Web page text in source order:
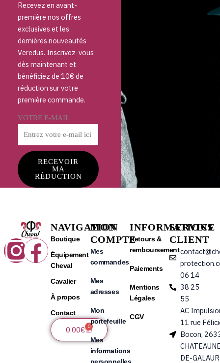
Recevez en avant-
première nos offres
exclusives et les
dernières nouveautés
Veredus. Inscrivez-vous
dès maintenant et
bénéficiez de 10€ de
réduction sur votre
première commande.
VOTRE E-MAIL
RECEVOIR
MA
RÉDUCTION
Instagram
Facebook
NAVIGATION
Boutique
Équipement
Cheval
Cavalier
À propos
Contact
0.00€ 0
Panier
MON
COMPTE
Mes
commandes
Mes
adresses
Mon
portefeuille
Mes
informations
personnelles
INFORMATIONS
Retours &
remboursement
Paiements
Mentions
Légales
CGV
SERVICE
CLIENT
06 14
38 25
55
AC
11 rue
Bocon,
DE-